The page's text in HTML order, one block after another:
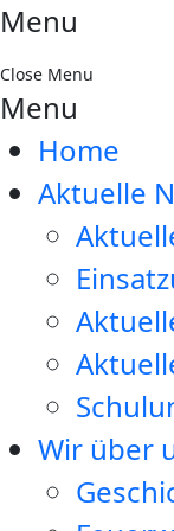
Menu
Close Menu
Menu
Home
Aktuelle
Wir über